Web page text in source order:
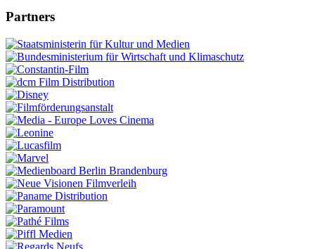
Partners